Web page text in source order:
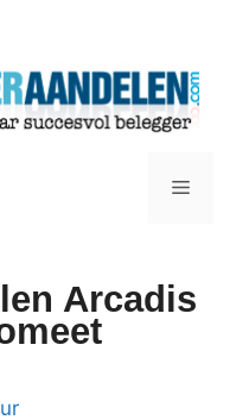
Menu
Arcadis